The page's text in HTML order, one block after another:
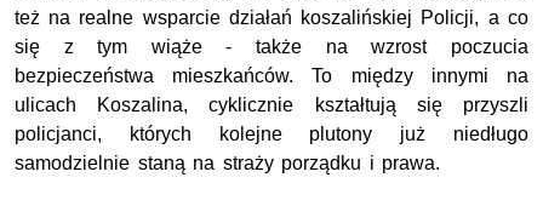
też na realne wsparcie działań koszalińskiej Policji, a co
się z tym wiąże - także na wzrost poczucia
bezpieczeństwa mieszkańców. To między innymi na
ulicach Koszalina, cyklicznie kształtują się przyszli
policjanci, których kolejne plutony już niedługo
samodzielnie staną na straży porządku i prawa.